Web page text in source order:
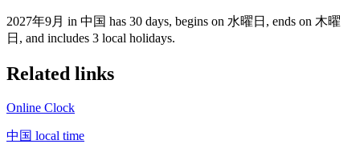
2027年9月 in 中国 has 30 days, begins on 水曜日, ends on 木曜
日, and includes 3 local holidays.
Related links
Online Clock
中国 local time